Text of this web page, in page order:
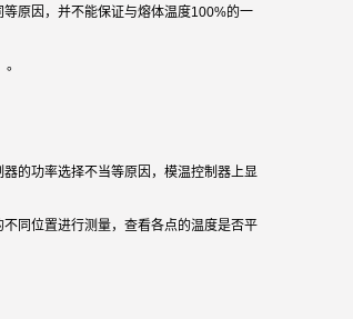
原因，并不能保证与熔体温度100%的一
的功率选择不当等原因，模温控制器上显
同位置进行测量，查看各点的温度是否平